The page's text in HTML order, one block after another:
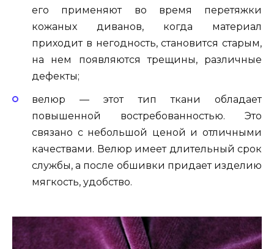
его применяют во время перетяжки
кожаных диванов, когда материал
приходит в негодность, становится старым,
на нем появляются трещины, различные
дефекты;
велюр — этот тип ткани обладает
повышенной востребованностью. Это
связано с небольшой ценой и отличными
качествами. Велюр имеет длительный срок
службы, а после обшивки придает изделию
мягкость, удобство.